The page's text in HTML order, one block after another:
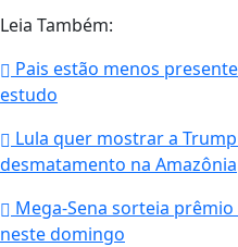
Leia Também:
Pais estão menos
estudo
Lula quer mostrar a
desmatamento na Amazônia
Mega-Sena sorteia
neste domingo